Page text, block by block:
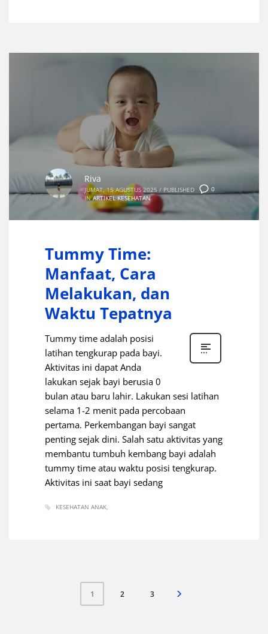
0
Riva
JUMAT, 15 AGUSTUS 2025 / PUBLISHED
IN ARTIKEL KESEHATAN
Tummy Time:
Manfaat, Cara
Melakukan, dan
Waktu Tepatnya
Tummy time adalah posisi
latihan tengkurap pada bayi.
Aktivitas ini dapat Anda
lakukan sejak bayi berusia 0
bulan atau baru lahir. Lakukan sesi latihan
selama 1-2 menit pada percobaan
pertama. Perkembangan bayi sangat
penting sejak dini. Salah satu aktivitas yang
membantu tumbuh kembang bayi adalah
tummy time atau waktu posisi tengkurap.
Aktivitas ini saat bayi sedang
KESEHATAN ANAK
1 2 3